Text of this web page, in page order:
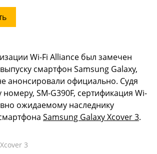
Wi-Fi Alliance был замечен
смартфон Samsung Galaxy,
анонсировали официально. Судя
SM-G390F, сертификация Wi-
ожидаемому наследнику
Samsung Galaxy Xcover 3.
3